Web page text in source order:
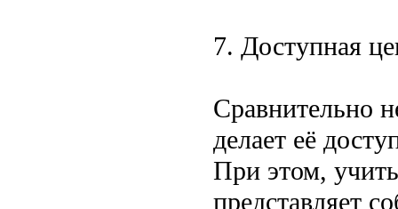
7. Доступная
Сравнительно
делает её
При этом,
представляет